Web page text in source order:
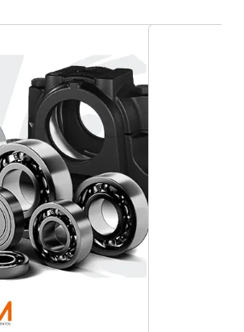
Tipos de rolamentos